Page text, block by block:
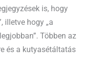
is, hogy
illetve hogy „a
Többen az
és a kutyasétáltatás